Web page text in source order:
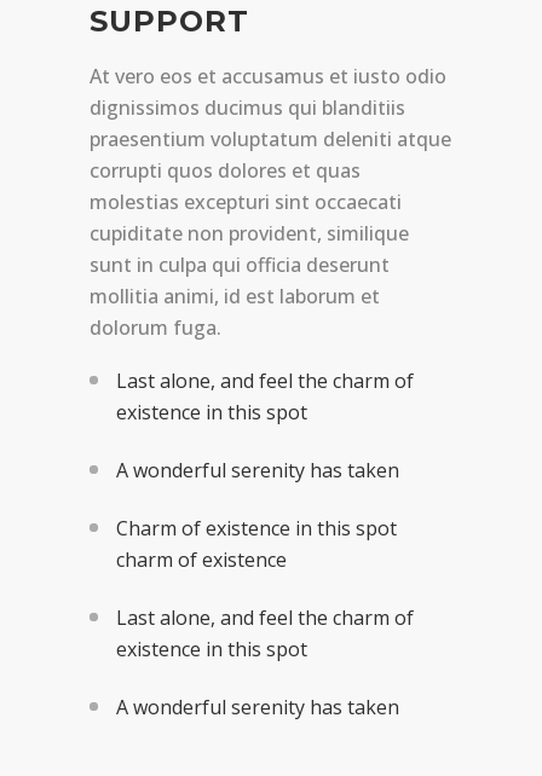
SUPPORT
At vero eos et accusamus et iusto odio
dignissimos ducimus qui blanditiis
praesentium voluptatum deleniti atque
corrupti quos dolores et quas
molestias excepturi sint occaecati
cupiditate non provident, similique
sunt in culpa qui officia deserunt
mollitia animi, id est laborum et
dolorum fuga.
Last alone, and feel the charm of
existence in this spot
A wonderful serenity has taken
Charm of existence in this spot
charm of existence
Last alone, and feel the charm of
existence in this spot
A wonderful serenity has taken